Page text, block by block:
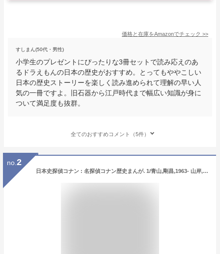
価格と在庫をAmazonでチェック >>
すしまん(50代・男性)
小学生のプレゼントにぴったりな3冊セットで読み応えのあ
るドラえもんの日本の歴史がおすすめ。とってもややこしい
日本の歴史ストーリーを楽しく読み進められて理解の早い人
気の一冊ですよ。旧石器から江戸時代まで幅広い知識が身に
ついて満足度も抜群。
全てのおすすめコメント（5件）
no. 2
日本史探偵コナン : 名探偵コナン歴史まんが. 1/青山,剛昌,1963- 山岸,栄一 斉藤,むねお,1966- 小学館